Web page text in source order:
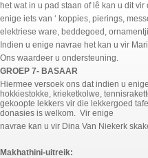
het wat in u pad staan of lê kan u dit
enige iets van ‘ koppies, pierings,
elektriese ware, beddegoed,
Indien u enige navrae het kan u vir
Ons waardeer u ondersteuning.
GROEP 7- BASAAR
Hiermee versoek ons dat indien u
hokkiestokke, krieketkolwe,
gekoopte lekkers vir die lekkergoed
donasies is welkom. Vir enige
navrae kan u vir Dina Van Niekerk
Makhathini-uitreik: